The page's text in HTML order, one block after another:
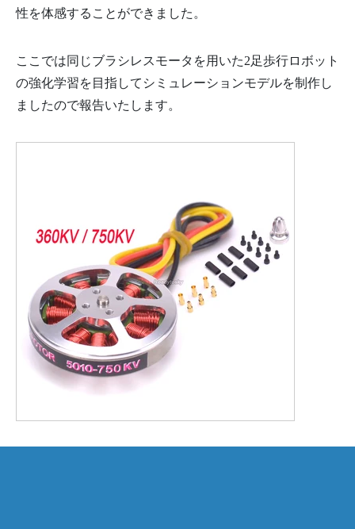
性を体感することができました。
ここでは同じブラシレスモータを用いた2足歩行ロボット
の強化学習を目指してシミュレーションモデルを制作し
ましたので報告いたします。